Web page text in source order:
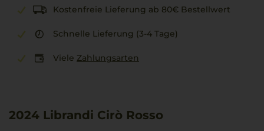
Kostenfreie Lieferung ab 80€ Bestellwert
Schnelle Lieferung (3-4 Tage)
Viele Zahlungsarten
2024 Librandi Cirò Rosso